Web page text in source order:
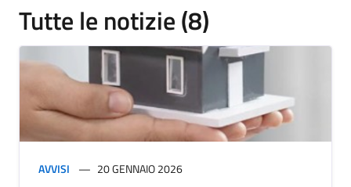
Tutte le notizie (8)
AVVISI 20 GENNAIO 2026